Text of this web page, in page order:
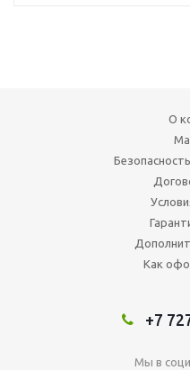
О
Как
+7
Мы в